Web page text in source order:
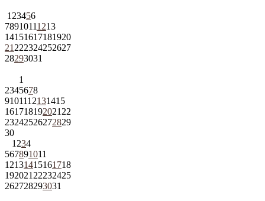
1 23456
78910111213
14151617181920
21 222324252627
28293031
1
2345678
9101112131415
161718192021 22
23242526272829
30
1 234
567891011
12131415161718
192021 22232425
262728293031